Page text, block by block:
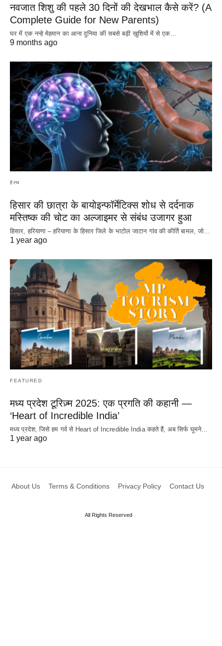
नवजात शिशु की पहले 30 दिनों की देखभाल कैसे करें? (A
Complete Guide for New Parents)
घर में एक नन्हे मेहमान का आना दुनिया की सबसे बड़ी खुशियों में से एक…
9 months ago
हेल्थ
हिसार की छात्रा के बायोइन्फॉर्मेटिक्स शोध से दर्दनाक
मस्तिष्क की चोट का अल्जाइमर से संबंध उजागर हुआ
हिसार, हरियाणा – हरियाणा के हिसार जिले के भाटोल जाटान गांव की कीर्ति बामल, जो…
1 year ago
FEATURED
मध्य प्रदेश टूरिज़्म 2025: एक प्रगति की कहानी —
‘Heart of Incredible India’
मध्य प्रदेश, जिसे हम गर्व से Heart of Incredible India कहते हैं, अब सिर्फ घूमने…
1 year ago
About Us Terms & Conditions Privacy Policy Contact Us
All Rights Reserved